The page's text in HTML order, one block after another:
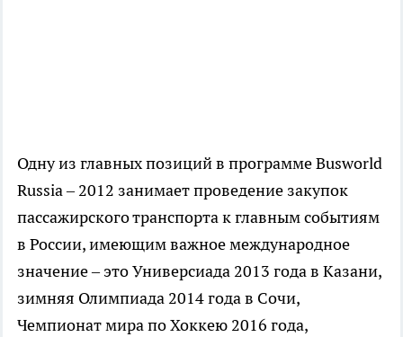
Одну из главных позиций в программе Busworld
Russia – 2012 занимает проведение закупок
пассажирского транспорта к главным событиям
в России, имеющим важное международное
значение – это Универсиада 2013 года в Казани,
зимняя Олимпиада 2014 года в Сочи,
Чемпионат мира по Хоккею 2016 года,